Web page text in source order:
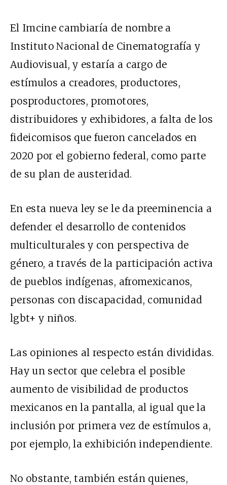
El Imcine cambiaría de nombre a
Instituto Nacional de Cinematografía y
Audiovisual, y estaría a cargo de
estímulos a creadores, productores,
posproductores, promotores,
distribuidores y exhibidores, a falta de los
fideicomisos que fueron cancelados en
2020 por el gobierno federal, como parte
de su plan de austeridad.
En esta nueva ley se le da preeminencia a
defender el desarrollo de contenidos
multiculturales y con perspectiva de
género, a través de la participación activa
de pueblos indígenas, afromexicanos,
personas con discapacidad, comunidad
lgbt+ y niños.
Las opiniones al respecto están divididas.
Hay un sector que celebra el posible
aumento de visibilidad de productos
mexicanos en la pantalla, al igual que la
inclusión por primera vez de estímulos a,
por ejemplo, la exhibición independiente.
No obstante, también están quienes,